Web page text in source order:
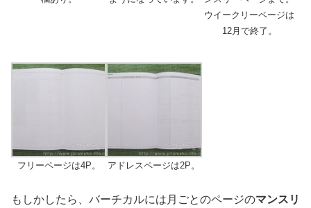
ウイークリーページは
12月で終了。
フリーページは4P。 アドレスページは2P。
もしかしたら、バーチカルには月ごとのページのマンスリ